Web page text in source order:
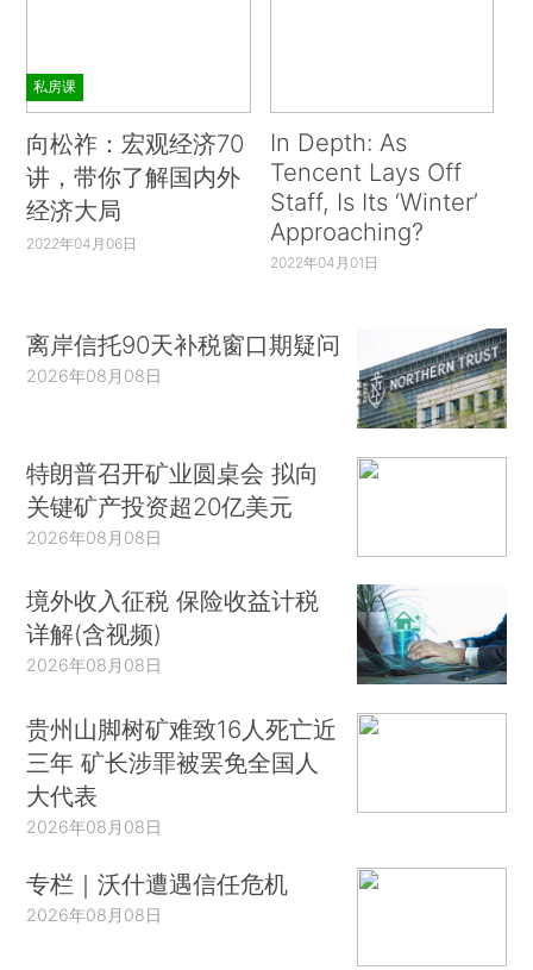
私房课
向松祚：宏观经济70
讲，带你了解国内外
经济大局
2022年04月06日
In Depth: As
Tencent Lays Off
Staff, Is Its ‘Winter’
Approaching?
2022年04月01日
离岸信托90天补税窗口期疑问
2026年08月08日
特朗普召开矿业圆桌会 拟向
关键矿产投资超20亿美元
2026年08月08日
境外收入征税 保险收益计税
详解(含视频)
2026年08月08日
贵州山脚树矿难致16人死亡近
三年 矿长涉罪被罢免全国人
大代表
2026年08月08日
专栏｜沃什遭遇信任危机
2026年08月08日